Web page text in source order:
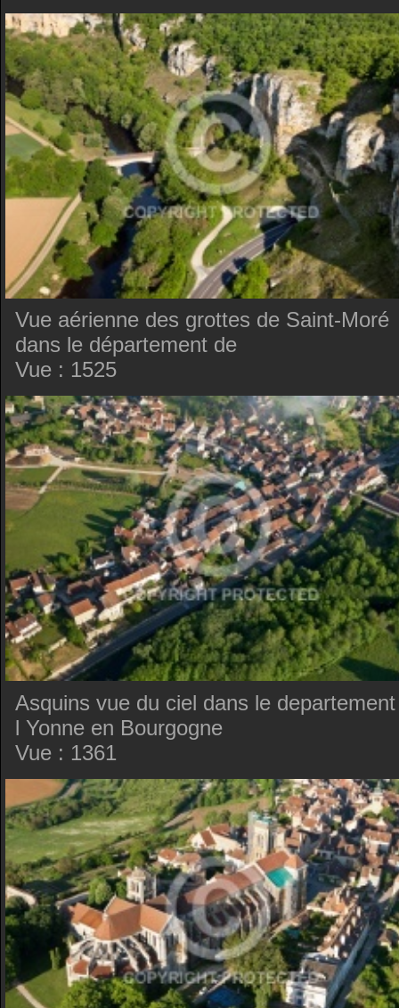
Vue aérienne des grottes de Saint-Moré
dans le département de
Vue : 1525
Asquins vue du ciel dans le
l Yonne en Bourgogne
Vue : 1361